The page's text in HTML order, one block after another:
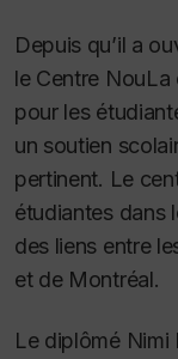
Depuis qu’il a
le Centre
pour les
un soutien
pertinent. Le
étudiantes dans
des liens entre
et de Montréal.
Le diplômé Nimi